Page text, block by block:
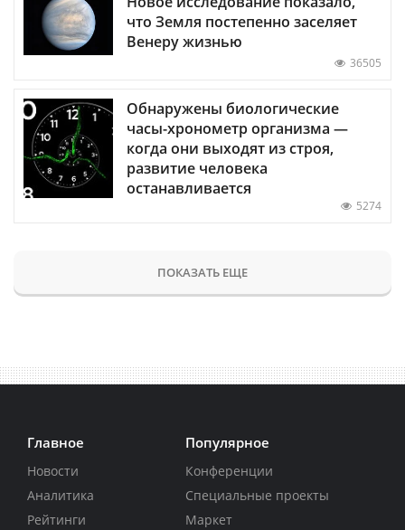
что Земля постепенно заселяет
Венеру жизнью
36505
Обнаружены биологические
часы-хронометр организма —
когда они выходят из строя,
развитие человека
останавливается
5274
ПОКАЗАТЬ ЕЩЕ
Главное
Новости
Аналитика
Рейтинги
Популярное
Конференции
Специальные проекты
Маркет